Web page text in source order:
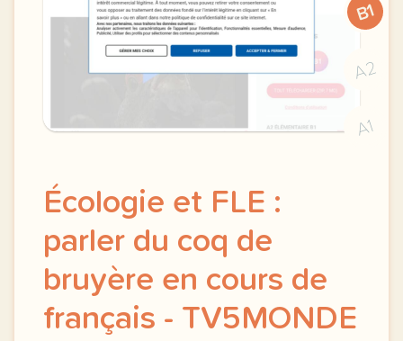
B1
A2
A1
Écologie et FLE :
parler du coq de
bruyère en cours de
français - TV5MONDE